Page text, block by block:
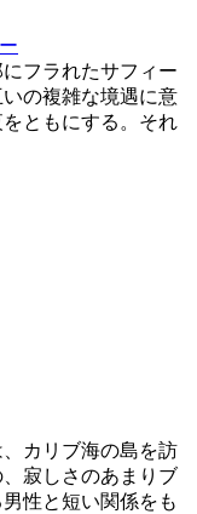
フラれたサフィー
の複雑な境遇に意
ともにする。それ
カリブ海の島を訪
寂しさのあまりブ
性と短い関係をも